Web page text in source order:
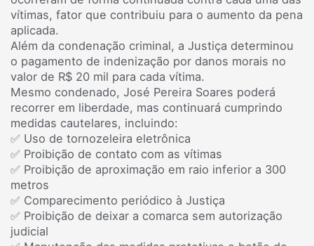
vítimas, fator que contribuiu para o aumento da pena
aplicada.
Além da condenação criminal, a Justiça determinou
o pagamento de indenização por danos morais no
valor de R$ 20 mil para cada vítima.
Mesmo condenado, José Pereira Soares poderá
recorrer em liberdade, mas continuará cumprindo
medidas cautelares, incluindo:
✅ Uso de tornozeleira eletrônica
✅ Proibição de contato com as vítimas
✅ Proibição de aproximação em raio inferior a 300
metros
✅ Comparecimento periódico à Justiça
✅ Proibição de deixar a comarca sem autorização
judicial